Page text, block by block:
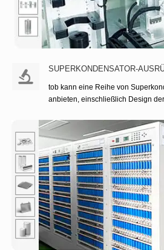
WEITERLESEN
SUPERKONDENSATOR-
tob kann eine Reihe von
anbieten, einschließlich Design